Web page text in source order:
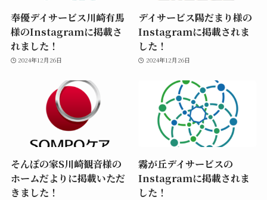
奉優デイサービス川崎有馬
様のInstagramに掲載さ
れました！
2024年12月26日
デイサービス陽だまり様の
Instagramに掲載されま
した！
2024年12月26日
そんぽの家S川崎観音様の
ホームだよりに掲載いただ
きました！
霧が丘デイサービスの
Instagramに掲載されま
した！